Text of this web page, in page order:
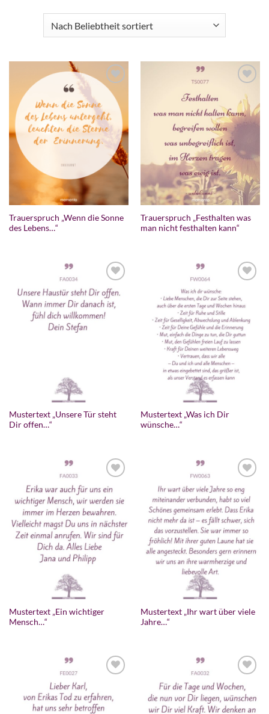
Trauerspruch „Wenn die Sonne
des Lebens…“
Trauerspruch „Festhalten was
man nicht festhalten kann“
Mustertext „Unsere Tür steht
Dir offen…“
Mustertext „Was ich Dir
wünsche…“
Mustertext „Ein wichtiger
Mensch…“
Mustertext „Ihr wart über viele
Jahre…“